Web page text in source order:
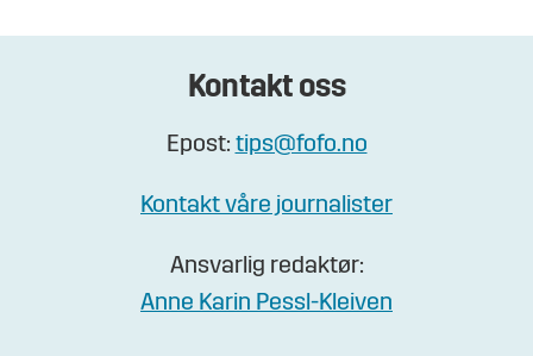
Kontakt oss
Epost: tips@fofo.no
Kontakt våre journalister
Ansvarlig redaktør:
Anne Karin Pessl-Kleiven